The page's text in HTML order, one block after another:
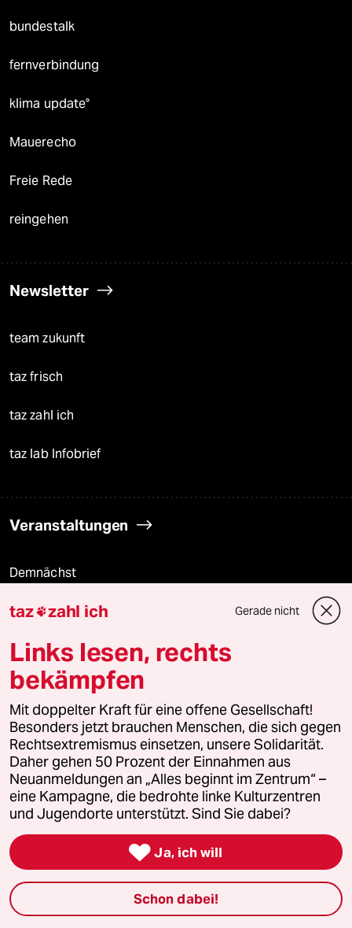
bundestalk
fernverbindung
klima update°
Mauerecho
Freie Rede
reingehen
Newsletter
team zukunft
taz frisch
taz zahl ich
taz lab Infobrief
Veranstaltungen
Demnächst
Vor Ort
Live im Stream
Vergangene
taz lab 2027
Mehr taz Lesestoff
taz Blogs
taz FUTURZWEI
taz zahl ich Gerade nicht
Links lesen, rechts
bekämpfen
Mit doppelter Kraft für eine offene Gesellschaft!
Besonders jetzt brauchen Menschen, die sich gegen
Rechtsextremismus einsetzen, unsere Solidarität.
Daher gehen 50 Prozent der Einnahmen aus
Neuanmeldungen an „Alles beginnt im Zentrum“ –
eine Kampagne, die bedrohte linke Kulturzentren
und Jugendorte unterstützt. Sind Sie dabei?
 Ja, ich will
Schon dabei!